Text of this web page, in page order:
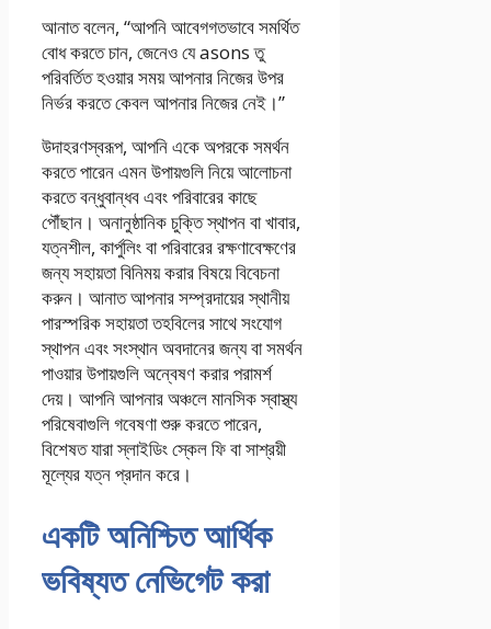
আনাত বলেন, “আপনি আবেগগতভাবে সমর্থিত
বোধ করতে চান, জেনেও যে asons তু
পরিবর্তিত হওয়ার সময় আপনার নিজের উপর
নির্ভর করতে কেবল আপনার নিজের নেই।”
উদাহরণস্বরূপ, আপনি একে অপরকে সমর্থন
করতে পারেন এমন উপায়গুলি নিয়ে আলোচনা
করতে বন্ধুবান্ধব এবং পরিবারের কাছে
পৌঁছান। অনানুষ্ঠানিক চুক্তি স্থাপন বা খাবার,
যত্নশীল, কার্পুলিং বা পরিবারের রক্ষণাবেক্ষণের
জন্য সহায়তা বিনিময় করার বিষয়ে বিবেচনা
করুন। আনাত আপনার সম্প্রদায়ের স্থানীয়
পারস্পরিক সহায়তা তহবিলের সাথে সংযোগ
স্থাপন এবং সংস্থান অবদানের জন্য বা সমর্থন
পাওয়ার উপায়গুলি অন্বেষণ করার পরামর্শ
দেয়। আপনি আপনার অঞ্চলে মানসিক স্বাস্থ্য
পরিষেবাগুলি গবেষণা শুরু করতে পারেন,
বিশেষত যারা স্লাইডিং স্কেল ফি বা সাশ্রয়ী
মূল্যের যত্ন প্রদান করে।
একটি অনিশ্চিত আর্থিক
ভবিষ্যত নেভিগেট করা